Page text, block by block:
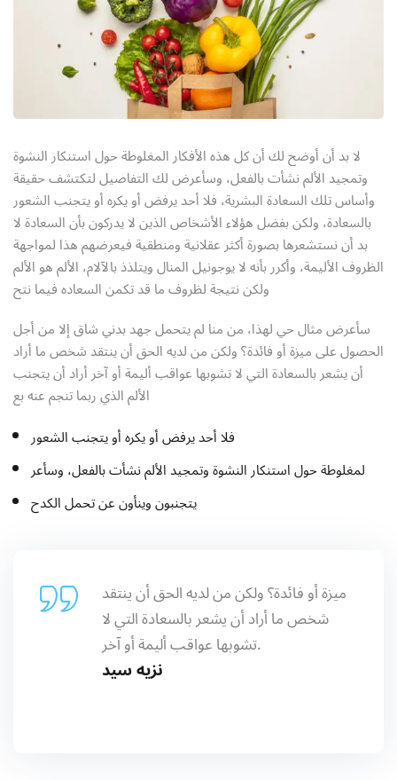
لا بد أن أوضح لك أن كل هذه الأفكار المغلوطة حول استنكار النشوة
وتمجيد الألم نشأت بالفعل، وسأعرض لك التفاصيل لتكتشف حقيقة
وأساس تلك السعادة البشرية، فلا أحد يرفض أو يكره أو يتجنب الشعور
بالسعادة، ولكن بفضل هؤلاء الأشخاص الذين لا يدركون بأن السعادة لا
بد أن نستشعرها بصورة أكثر عقلانية ومنطقية فيعرضهم هذا لمواجهة
الظروف الأليمة، وأكرر بأنه لا يوجونيل المنال ويتلذذ بالآلام، الألم هو الألم
ولكن نتيجة لظروف ما قد تكمن السعاده فيما نتح
سأعرض مثال حي لهذا، من منا لم يتحمل جهد بدني شاق إلا من أجل
الحصول على ميزة أو فائدة؟ ولكن من لديه الحق أن ينتقد شخص ما أراد
أن يشعر بالسعادة التي لا تشوبها عواقب أليمة أو آخر أراد أن يتجنب
الألم الذي ربما تنجم عنه بع
فلا أحد يرفض أو يكره أو يتجنب الشعور
لمغلوطة حول استنكار النشوة وتمجيد الألم نشأت بالفعل، وسأعر
يتجنبون وينأون عن تحمل الكدح
ميزة أو فائدة؟ ولكن من لديه الحق أن ينتقد
شخص ما أراد أن يشعر بالسعادة التي لا
تشوبها عواقب أليمة أو آخر.
نزيه سيد
Sign up
Already have an account?Sign in